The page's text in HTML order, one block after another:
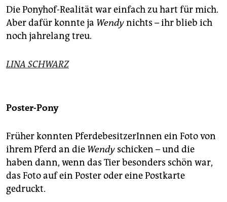
Die Ponyhof-Realität war einfach zu hart für mich.
Aber dafür konnte ja Wendynichts – ihr blieb ich
noch jahrelang treu.
LINA SCHWARZ
Poster-Pony
Früher konnten PferdebesitzerInnen ein Foto von
ihrem Pferd an die Wendy schicken – und die
haben dann, wenn das Tier besonders schön war,
das Foto auf ein Poster oder eine Postkarte
gedruckt.